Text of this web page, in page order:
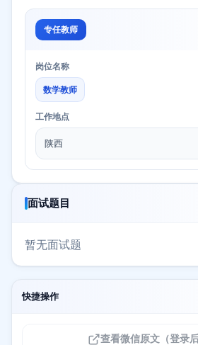
专任教师
岗位名称
数学教师
工作地点
陕西
面试题目
暂无面试题
快捷操作
查看微信原文（登录后